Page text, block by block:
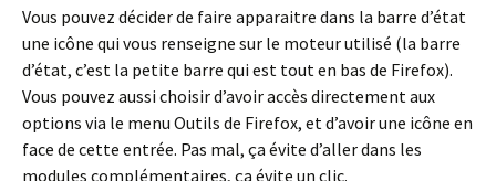
Vous pouvez décider de faire apparaitre dans la barre d’état
une icône qui vous renseigne sur le moteur utilisé (la barre
d’état, c’est la petite barre qui est tout en bas de Firefox).
Vous pouvez aussi choisir d’avoir accès directement aux
options via le menu Outils de Firefox, et d’avoir une icône en
face de cette entrée. Pas mal, ça évite d’aller dans les
modules complémentaires, ça évite un clic.